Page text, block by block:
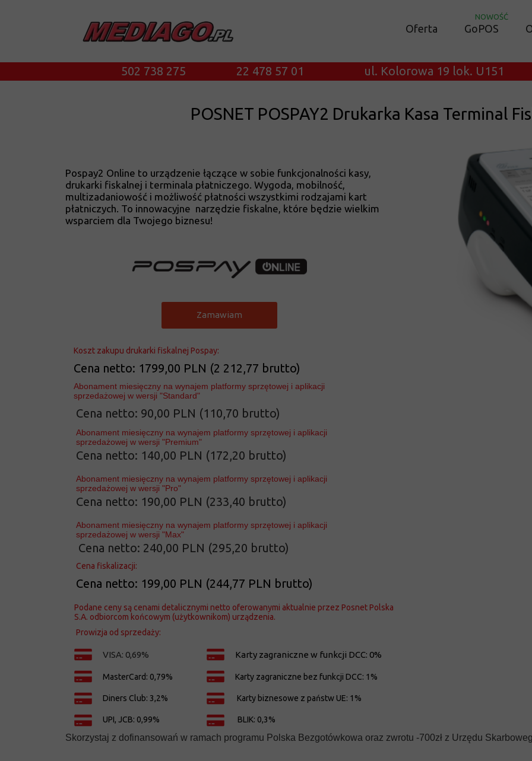
Abonament miesięczny na wynajem platformy sprzętowej i aplikacji
sprzedażowej w wersji "Max"
Cena netto: 240,00 PLN (295,20 brutto)
Abonament miesięczny na wynajem platformy sprzętowej i aplikacji
sprzedażowej w wersji "Pro"
Cena netto: 190,00 PLN (233,40 brutto)
Abonament miesięczny na wynajem platformy sprzętowej i aplikacji
sprzedażowej w wersji "Premium"
Cena netto: 140,00 PLN (172,20 brutto)
Prowizja od sprzedaży:
Cena netto: 199,00 PLN (244,77 PLN brutto)
Podane ceny są cenami detalicznymi netto oferowanymi aktualnie przez Posnet Polska
S.A. odbiorcom końcowym (użytkownikom) urządzenia.
Abonament miesięczny na wynajem platformy sprzętowej i aplikacji
sprzedażowej w wersji "Standard"
Cena fiskalizacji:
Koszt zakupu drukarki fiskalnej Pospay:
Cena netto: 90,00 PLN (110,70 brutto)
Cena netto: 1799,00 PLN (2 212,77 brutto)
BLIK: 0,3%
Karty biznesowe z państw UE: 1%
Karty zagraniczne bez funkcji DCC: 1%
Karty zagraniczne w funkcji DCC: 0%
UPI, JCB: 0,99%
Diners Club: 3,2%
MasterCard: 0,79%
VISA: 0,69%
Zamawiam
Pospay2 Online to urządzenie łączące w sobie funkcjonalności kasy,
drukarki fiskalnej i terminala płatniczego. Wygoda, mobilność,
multizadaniowość i możliwość płatności wszystkimi rodzajami kart
płatniczych. To innowacyjne narzędzie fiskalne, które będzie wielkim
wsparciem dla Twojego biznesu!
NOWOŚĆ
ul. Kolorowa 19 lok. U151
22 478 57 01
502 738 275
Oferta GoPOS
POSNET POSPAY2 Drukarka Kasa Terminal
Skorzystaj z dofinansowań w ramach programu Polska Bezgotówkowa oraz zwrotu -700zł z Urzędu